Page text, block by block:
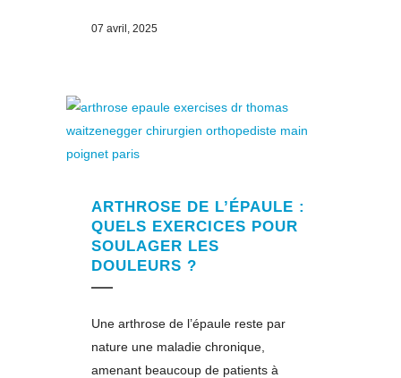
07 avril, 2025
ARTHROSE DE L’ÉPAULE :
QUELS EXERCICES POUR
SOULAGER LES
DOULEURS ?
Une arthrose de l’épaule reste par
nature une maladie chronique,
amenant beaucoup de patients à